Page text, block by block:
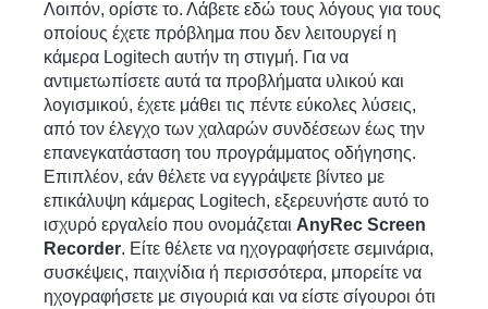
Βήμα 3.
Λοιπόν, ορίστε το. Λάβετε εδώ τους λόγους για τους
οποίους έχετε πρόβλημα που δεν λειτουργεί η
κάμερα Logitech αυτήν τη στιγμή. Για να
αντιμετωπίσετε αυτά τα προβλήματα υλικού και
λογισμικού, έχετε μάθει τις πέντε εύκολες λύσεις,
από τον έλεγχο των χαλαρών συνδέσεων έως την
επανεγκατάσταση του προγράμματος οδήγησης.
Επιπλέον, εάν θέλετε να εγγράψετε βίντεο με
επικάλυψη κάμερας Logitech, εξερευνήστε αυτό το
ισχυρό εργαλείο που ονομάζεται AnyRec Screen
Recorder. Είτε θέλετε να ηχογραφήσετε σεμινάρια,
συσκέψεις, παιχνίδια ή περισσότερα, μπορείτε να
ηχογραφήσετε με σιγουριά και να είστε σίγουροι ότι